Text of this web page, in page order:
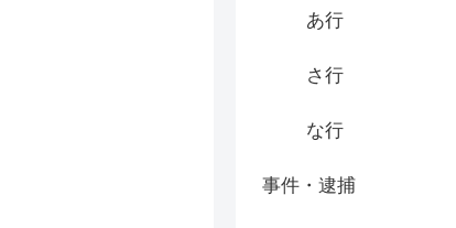
あ行
さ行
な行
事件・逮捕